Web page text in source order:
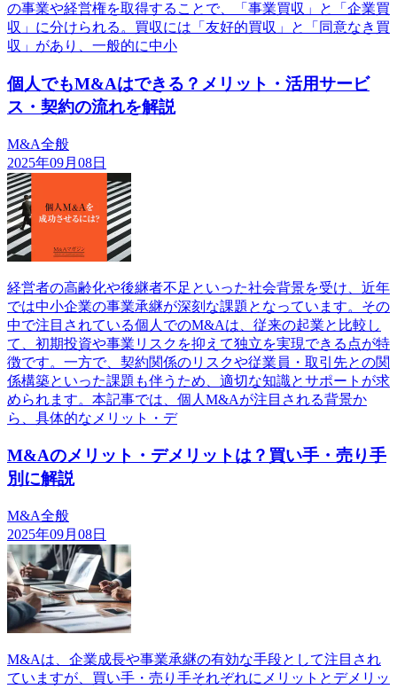
の事業や経営権を取得することで、「事業買収」と「企業買
収」に分けられる。買収には「友好的買収」と「同意なき買
収」があり、一般的に中小
個人でもM&Aはできる？メリット・活用サービ
ス・契約の流れを解説
M&A全般
2025年09月08日
経営者の高齢化や後継者不足といった社会背景を受け、近年
では中小企業の事業承継が深刻な課題となっています。その
中で注目されている個人でのM&Aは、従来の起業と比較し
て、初期投資や事業リスクを抑えて独立を実現できる点が特
徴です。一方で、契約関係のリスクや従業員・取引先との関
係構築といった課題も伴うため、適切な知識とサポートが求
められます。本記事では、個人M&Aが注目される背景か
ら、具体的なメリット・デ
M&Aのメリット・デメリットは？買い手・売り手
別に解説
M&A全般
2025年09月08日
M&Aは、企業成長や事業承継の有効な手段として注目され
ていますが、買い手・売り手それぞれにメリットとデメリッ